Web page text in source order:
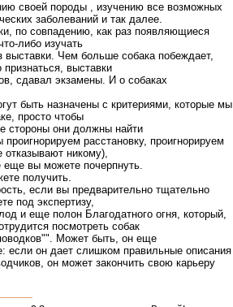
своей породы , изучению все возможных
заболеваний и так далее.
по совпадению, как раз появляющиеся
либо изучать
выставки. Чем больше собака побеждает,
выставки
сдавал экзамены. И о собаках
быть назначены с критериями, которые мы
просто чтобы
стороны они должны найти
расстановку, проигнорируем
отказывают никому),
еще вы можете почерпнуть.
получить.
если вы предварительно тщательно
под экспертизу,
и еще полон Благодатного огня, который,
посмотреть собак
Может быть, он еще
если он дает слишком правильные описания
он может закончить свою карьеру